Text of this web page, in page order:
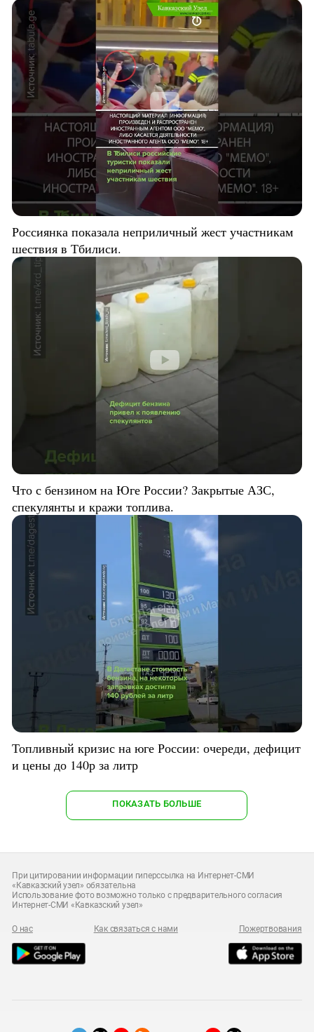
Россиянка показала неприличный жест участникам
шествия в Тбилиси.
Что с бензином на Юге России? Закрытые АЗС,
спекулянты и кражи топлива.
Топливный кризис на юге России: очереди, дефицит
и цены до 140р за литр
ПОКАЗАТЬ БОЛЬШЕ
При цитировании информации гиперссылка на Интернет-СМИ
«Кавказский узел» обязательна
Использование фото возможно только с предварительного согласия
Интернет-СМИ «Кавказский узел»
О нас Как связаться с нами Пожертвования